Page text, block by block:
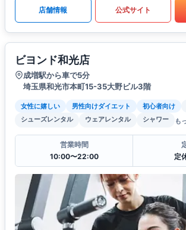
店舗情報 公式サイト
ビヨンド和光店
成増駅から車で5分
埼玉県和光市本町15-35大野ビル3階
女性に嬉しい 男性向けダイエット 初心者向け
シューズレンタル
ウェアレンタル シャワー も
営業時間
10:00〜22:00
定